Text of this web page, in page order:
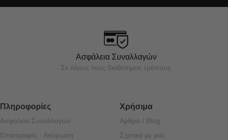
Ασφάλεια Συναλλαγών
Σε όλους τους διαθέσιμος τρόπους
Πληροφορίες
Ασφάλεια Συναλλαγών
Επιστροφές - Ακύρωση
Χρήσιμα
Άρθρα / Blog
Σχετικά με μας